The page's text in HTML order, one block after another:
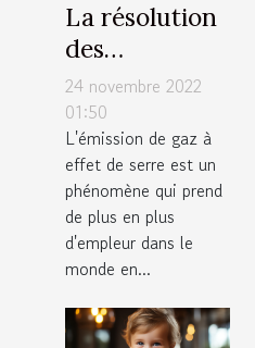
La résolution
des
entreprises
vers une
émission de
zéro pourcent
de carbone
d'ici 2030
est-elle
possible ?
24 novembre 2022
01:50
L'émission de gaz à
effet de serre est un
phénomène qui prend
de plus en plus
d'empleur dans le
monde en...